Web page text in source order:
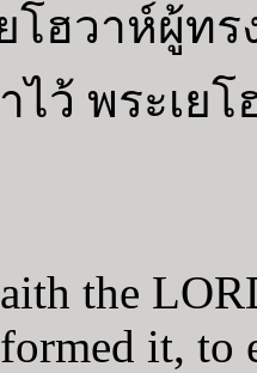
โฮวาห์ผู้ท
ไว้ พระเย
the
it, to